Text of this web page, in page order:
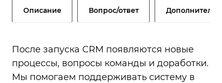
Описание Вопрос/ответ
После запуска CRM появляются новые
процессы, вопросы команды и доработки.
Мы помогаем поддерживать систему в